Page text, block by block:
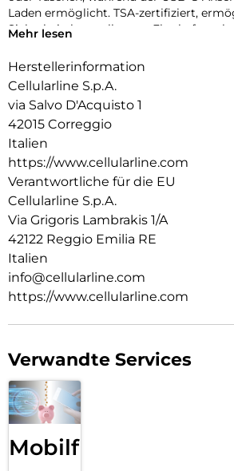
Laden ermöglicht. TSA-zertifiziert,
Sicherheitskontrollen am Flughafen,
Nähe (mit Tonsignal über das
Mehr lesen
Herstellerinformation
Cellularline S.p.A.
via Salvo D'Acquisto 1
42015 Correggio
Italien
https://www.cellularline.com
Verantwortliche für die EU
Cellularline S.p.A.
Via Grigoris Lambrakis 1/A
42122 Reggio Emilia RE
Italien
info@cellularline.com
https://www.cellularline.com
Verwandte Services
Mobilfunk